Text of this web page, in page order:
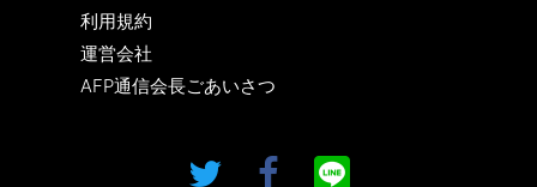
利用規約
運営会社
AFP通信会長ごあいさつ